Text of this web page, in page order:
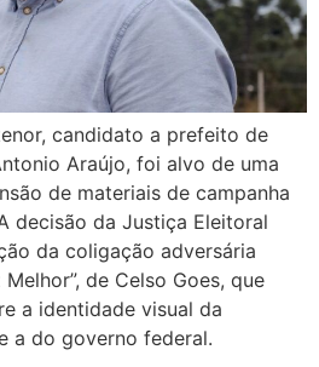
candidato a prefeito de
Araújo, foi alvo de uma
de materiais de campanha
decisão da Justiça Eleitoral
da coligação adversária
de Celso Goes, que
a identidade visual da
a do governo federal.